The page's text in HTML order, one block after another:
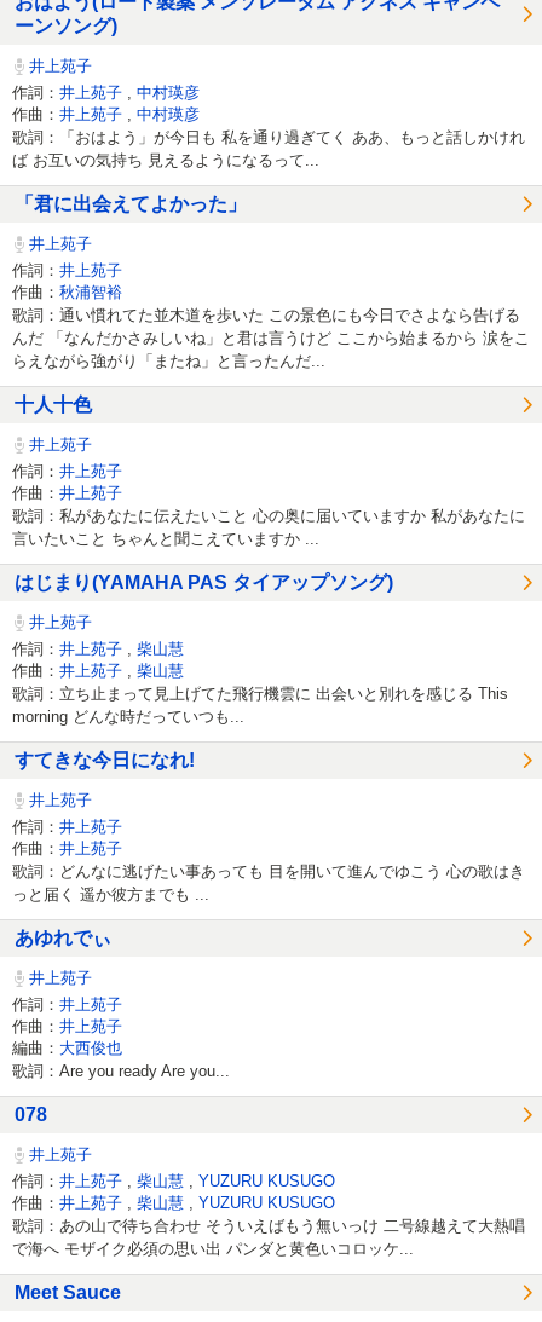
ーンソング)
井上苑子
作詞： 井上苑子
中村瑛彦
作曲： 井上苑子 中村瑛彦
歌詞：「おはよう」が今日も 私を通り過ぎてく ああ、もっと話しかけれ
ば お互いの気持ち 見えるようになるって...
「君に出会えてよかった」
井上苑子
作詞： 井上苑子
作曲： 秋浦智裕
歌詞：通い慣れてた並木道を歩いた この景色にも今日でさよなら告げる
んだ 「なんだかさみしいね」と君は言うけど ここから始まるから 涙をこ
らえながら強がり「またね」と言ったんだ...
十人十色
井上苑子
作詞： 井上苑子
作曲： 井上苑子
歌詞：私があなたに伝えたいこと 心の奥に届いていますか 私があなたに
言いたいこと ちゃんと聞こえていますか ...
はじまり(YAMAHA PAS タイアップソング)
井上苑子
作詞： 井上苑子
柴山慧
作曲： 井上苑子 柴山慧
歌詞：立ち止まって見上げてた飛行機雲に 出会いと別れを感じる This
morning どんな時だっていつも...
すてきな今日になれ!
井上苑子
作詞： 井上苑子
作曲： 井上苑子
歌詞：どんなに逃げたい事あっても 目を開いて進んでゆこう 心の歌はき
っと届く 遥か彼方までも ...
あゆれでぃ
井上苑子
作詞： 井上苑子
作曲： 井上苑子
編曲： 大西俊也
歌詞：Are you ready Are you...
078
井上苑子
作詞： 井上苑子 柴山慧
YUZURU KUSUGO
作曲： 井上苑子 柴山慧 YUZURU KUSUGO
歌詞：あの山で待ち合わせ そういえばもう無いっけ 二号線越えて大熱唱
で海へ モザイク必須の思い出 パンダと黄色いコロッケ...
Meet Sauce